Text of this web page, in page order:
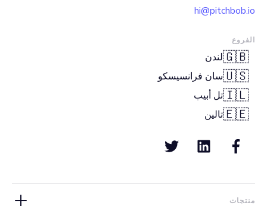
hi@pitchbob.io
الفروع
🇬🇧لندن
🇺🇸سان فرانسيسكو
🇮🇱تل أبيب
🇪🇪تالين
منتجات